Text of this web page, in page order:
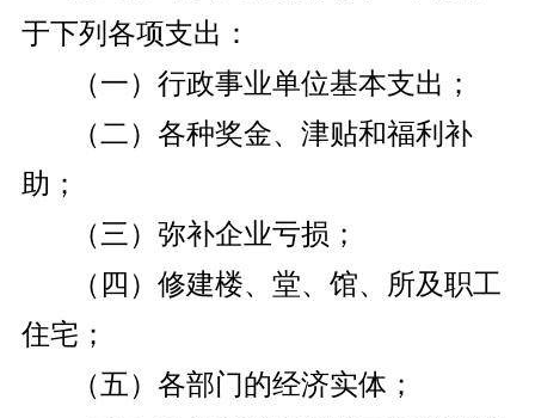
于下列各项支出：
（一）行政事业单位基本支出；
（二）各种奖金、津贴和福利补
助；
（三）弥补企业亏损；
（四）修建楼、堂、馆、所及职工
住宅；
（五）各部门的经济实体；